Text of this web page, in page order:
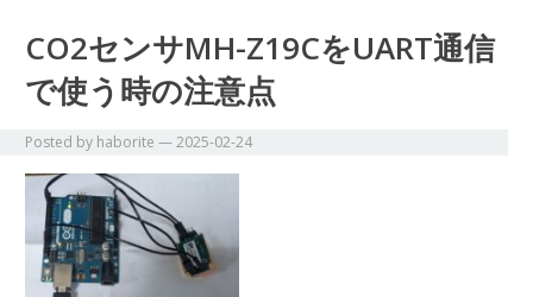
CO2センサMH-Z19CをUART通信
で使う時の注意点
Posted by haborite —2025-02-24